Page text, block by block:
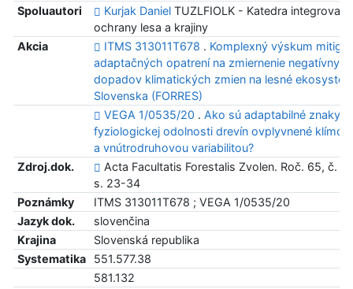
Spoluautori
Kurjak DanielTUZLFIOLK - Katedra
ochrany lesa a krajiny
Akcia
ITMS 313011T678 . Komplexný výskum
adaptačných opatrení na zmiernenie negatívnych
dopadov klimatických zmien na lesné
Slovenska (FORRES)
VEGA 1/0535/20 . Ako sú adaptabilné znaky
fyziologickej odolnosti drevín ovplyvnené
a vnútrodruhovou variabilitou?
Zdroj.dok.
Acta Facultatis Forestalis Zvolen. Roč. 65, č. 1
s. 23-34
Poznámky
ITMS 313011T678 ; VEGA 1/0535/20
Jazyk dok.
slovenčina
Krajina
Slovenská republika
Systematika
551.577.38
581.132